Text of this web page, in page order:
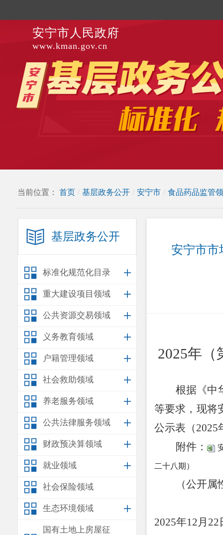
安宁市人民政府
www.kman.gov.cn
当前位置： 首页 / 基层政务公开 / 安宁市 / 食品药品监管
基层政务公开
标准化规范化目录
重大建设项目领域
公共资源交易领域
义务教育领域
户籍管理领域
社会救助领域
养老服务领域
公共法律服务领域
财政预决算领域
就业领域
社会保险领域
生态环境领域
国有土地上房屋征
安宁市市
2025年（
根据《中
等要求，现将
公示表（2025
附件：
二十八期）
（公开
2025年12月 22